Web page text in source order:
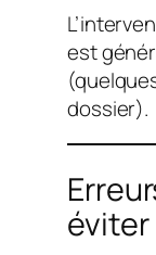
est
dossier).
éviter